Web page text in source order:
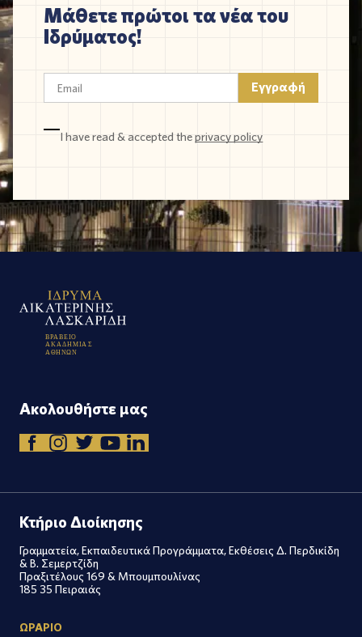
Μάθετε πρώτοι τα νέα του
Ιδρύματος!
I have read & accepted theprivacy policy
ΒΡΑΒΕΙΟ
ΑΚΑΔΗΜΙΑ Σ
Α ΘΗΝΩΝ
Ακολουθήστε μας
Κτήριο Διοίκησης
Γραμματεία, Εκπαιδευτικά Προγράμματα, Εκθέσεις Δ. Περδικίδη
& Β. Σεμερτζίδη
Πραξιτέλους 169 & Μπουμπουλίνας
185 35 Πειραιάς
ΩΡΑΡΙΟ